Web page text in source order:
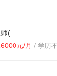
(...
元/月 / 学历不限